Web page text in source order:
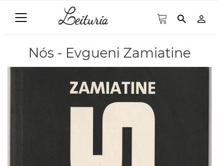
search person_outline
Nós - Evgueni Zamiatine